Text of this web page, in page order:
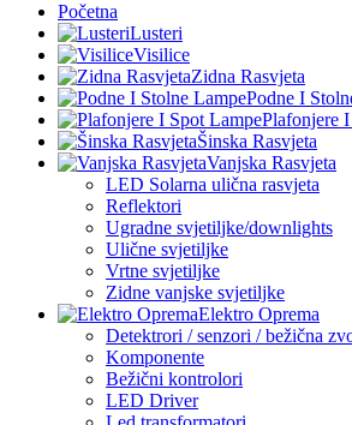
Početna
Lusteri
Visilice
Zidna Rasvjeta
Podne I
Plafonjere
Šinska Rasvjeta
Vanjska Rasvjeta
LED Solarna ulična rasvjeta
Reflektori
Ugradne svjetiljke/downlights
Ulične svjetiljke
Vrtne svjetiljke
Zidne vanjske svjetiljke
Elektro Oprema
Detektrori / senzori / bežična
Komponente
Bežični kontrolori
LED Driver